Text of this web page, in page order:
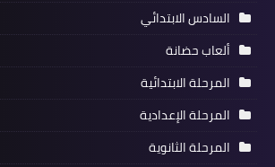
السادس الابتدائي
ألعاب حضانة
المرحلة الابتدائية
المرحلة الإعدادية
المرحلة الثانوية